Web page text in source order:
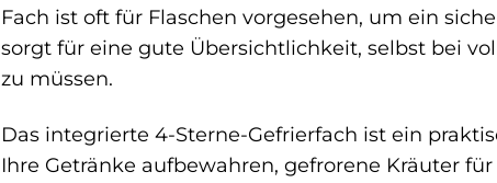
Fach ist oft für Flaschen vorgesehen, um ein
sorgt für eine gute Übersichtlichkeit, selbst bei
zu müssen.
Das integrierte 4-Sterne-Gefrierfach ist ein
Ihre Getränke aufbewahren, gefrorene Kräuter